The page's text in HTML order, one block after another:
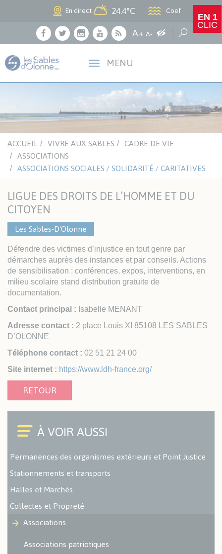
EN 1
CLIC
En direct 24.4°C Coef
Facebook
TwitterInstagram
YoutubeRSSA+Agrandir le texte
A-Réduire le texte
Augmenter les
MENU
ACCUEIL VIVRE AUX SABLES
CADRE DE VIE
ASSOCIATIONS
ASSOCIATIONS SOCIALES / SOLIDARITÉ / CARITATIVES
LIGUE DES DROITS DE L’HOMME ET DU
CITOYEN
Les Sables-D'Olonne
Défendre des victimes d’injustice en tout genre par
démarches auprès des instances et par conseils. Actions
de sensibilisation : conférences, expos, interventions, en
milieu scolaire stand distribution gratuite de
documentation.
Contact principal : Isabelle MENANT
Adresse contact : 2 place Louis XI 85108 LES SABLES
D’OLONNE
Téléphone contact : 02 51 21 24 00
Site internet : https://www.ldh-france.org/
RETOUR
Permanences des organismes extérieurs et Point Justice
Stationnements et transports
Halles et Marchés
Collectes et Propreté
Associations
Associations patriotiques
Panneau de gestion des cookies